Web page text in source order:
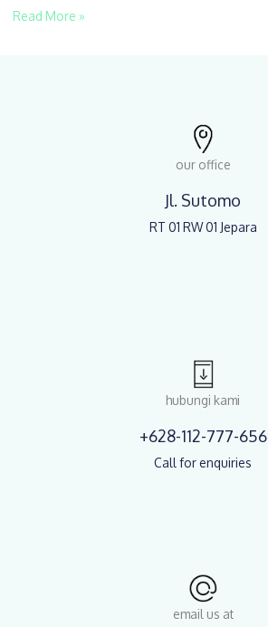
Read More »
our office
Jl. Sutomo
RT 01 RW 01 Jepara
hubungi kami
+628-112-777-656
Call for enquiries
email us at